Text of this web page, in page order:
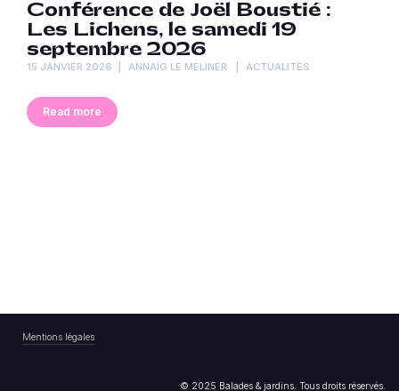
Conférence de Joël Boustié :
Les Lichens, le samedi 19
septembre 2026
15 JANVIER 2026 ANNAÏG LE MELINER ACTUALITÉS
Read more
Mentions légales
© 2025 Balades & jardins. Tous droits réservés.